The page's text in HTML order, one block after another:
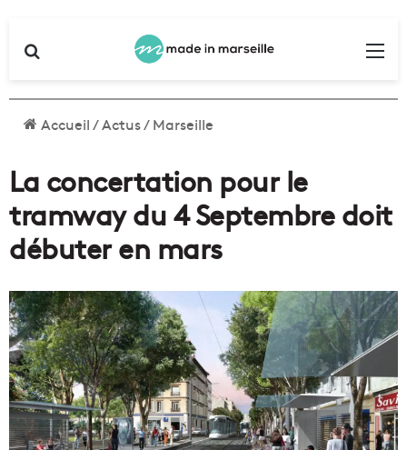
Accueil/Actus/Marseille
La concertation pour le
tramway du 4 Septembre doit
débuter en mars